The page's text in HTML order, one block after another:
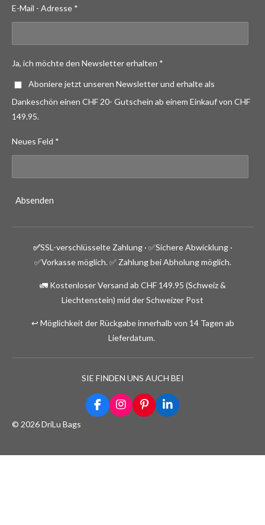
E-Mail - Adresse *
Ja, ich möchte den Newsletter erhalten *
Aboniere jetzt unseren Newsletter und erhalte als
Dankeschön einen CHF 20- Gutschein ab einem Einkauf von CHF
149.95.
Neues Feld *
Absenden
✅SSL-verschlüsselte Zahlung · ✅Sichere Abwicklung ·
✅Vorkasse möglich. ✅ Zahlung bei Abholung möglich.
🚛 Kostenloser Versand ab CHF 149.95 (Schweiz &
Liechtenstein) mid der Schweizer Post
↩️ Möglichkeit der Rückgabe innerhalb von 14 Tagen ab
Lieferdatum.
SIE FINDEN UNS AUCH BEI
F
a
I
n
P
i
L
i
© 2026 DriLu Bags